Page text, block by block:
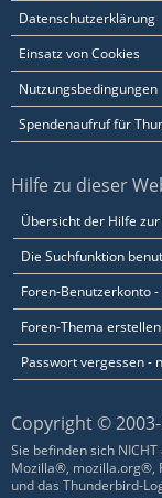
Datenschutzerklärung
Einsatz von Cookies
Nutzungsbedingungen
Spendenaufruf für
Hilfe zu dieser
Übersicht der Hilfe
Die Suchfunktion
Foren-Benutzerkonto
Foren-Thema
Passwort vergessen -
Copyright ©
Sie befinden sich
Mozilla®, mozilla.org®,
und das Thunderbird-